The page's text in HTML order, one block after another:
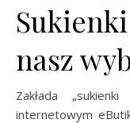
nasz
Zakłada
internetowym